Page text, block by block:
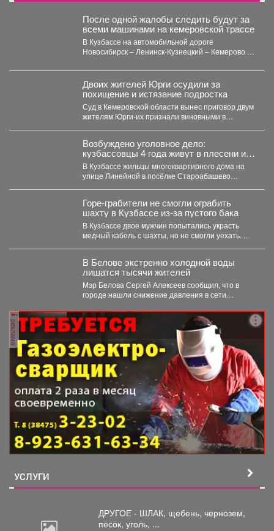
После одной жалобы следить будут за
всеми машинами на кемеровской трассе
В Кузбассе на автомобильной дороге
Новосибирск – Ленинск-Кузнецкий – Кемерово –
Двоих жителей Юрги осудили за
похищение и истязание подростка
Суд в Кемеровской области вынес приговор двум
жителям Юрги-их признали виновными в
Возбуждено уголовное дело:
кузбассовцы 4 года живут в плесени и
ждут помощи
В Кузбассе жильцы многоквартирного дома на
улице Линейной в посёлке Староабашево
Горе-грабители не смогли ограбить
шахту в Кузбассе из-за пустого бака
В Кузбассе двое мужчин попытались украсть
медный кабель с шахты, но не смогли уехать. ...
В Белове экстренно холодной воды
лишатся тысячи жителей
Мэр Белова Сергей Алексеев сообщил, что в
городе нашли снижение давления в сети
реклама
УСЛУГИ
ДРУГОЕ - ШЛАК, щебень, чернозем,
песок, уголь, ...